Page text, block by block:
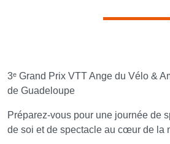
3ᵉ Grand Prix VTT Ange du Vélo &
de Guadeloupe
Préparez-vous pour une journée de
de soi et de spectacle au cœur de la